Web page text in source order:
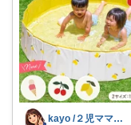
kayo /２児ママ・子育てグッズ🌿